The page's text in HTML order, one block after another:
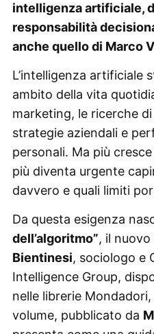
intelligenza artificiale,
responsabilità
anche quello di Marco
L’intelligenza artificiale
ambito della vita
marketing, le ricerche
strategie aziendali e
personali. Ma più
più diventa urgente
davvero e quali limiti
Da questa esigenza
dell’algoritmo”, il
Bientinesi, sociologo e
Intelligence Group,
nelle librerie
volume, pubblicato da